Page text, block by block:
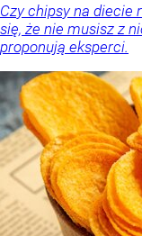
Czy chipsy na diecie
się, że nie musisz z
proponują eksperci.